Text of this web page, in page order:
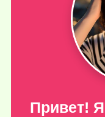
Привет!